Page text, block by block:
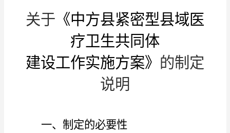
关于 《中方县紧密型县域医
疗卫生共同体
建设工作实施方案》 的制定
说明
一、 制定的必要性